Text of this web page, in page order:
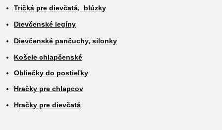
Tričká pre dievčatá, blúzky
Dievčenské legíny
Dievčenské pančuchy, silonky
Košele chlapčenské
Obliečky do postieľky
Hračky pre chlapcov
Hračky pre dievčatá